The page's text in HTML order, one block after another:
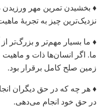
♦ بخشیدن تمرین مهر
نزدیک‌ترین چیز به تجربۀ
♦ ما بسیار مهم‌تر و بزرگ‌تر
ما. اگر انسان‌ها ذات و
زمین صلح کامل برقرار بود.
♦ هر چه که در حق دیگران
در حق خود انجام می‌دهی.